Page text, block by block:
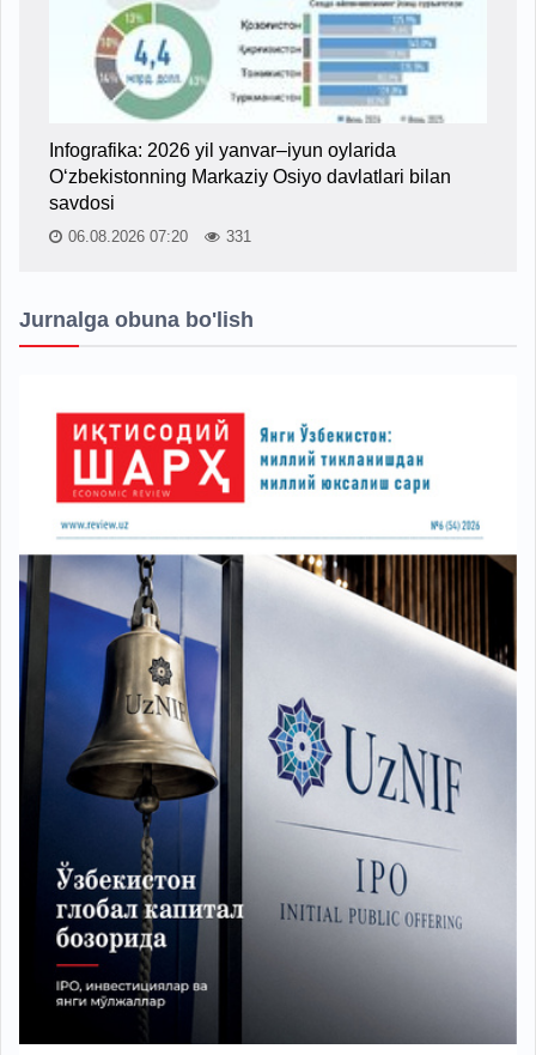
Infografika: 2026 yil yanvar–iyun oylarida
O‘zbekistonning Markaziy Osiyo davlatlari bilan
savdosi
06.08.2026 07:20 331
Jurnalga obuna bo'lish